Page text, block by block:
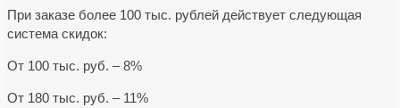
При заказе более 100 тыс. рублей действует следующая
система скидок:
От 100 тыс. руб. – 8%
От 180 тыс. руб. – 11%